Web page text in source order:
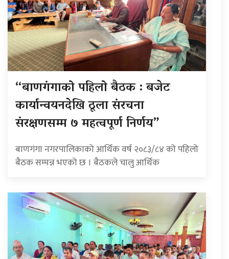
“बाणगंगाको पहिलो बैठक : बजेट
कार्यान्वयनदेखि ठूला संरचना
संरक्षणसम्म ७ महत्वपूर्ण निर्णय”
बाणगंगा नगरपालिकाको आर्थिक वर्ष २०८३/८४ को पहिलो
बैठक सम्पन्न भएको छ । बैठकले चालु आर्थिक